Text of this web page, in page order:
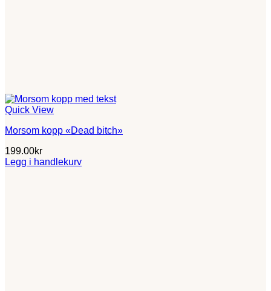
Quick View
Morsom kopp «Dead bitch»
199.00kr
Legg i handlekurv